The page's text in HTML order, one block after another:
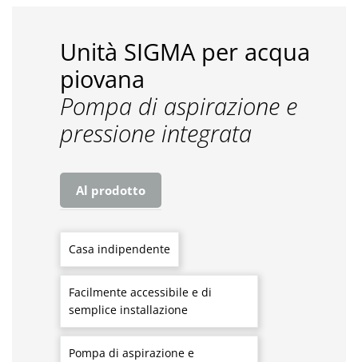
Unità SIGMA per acqua
piovana
Pompa di aspirazione e
pressione integrata
Al prodotto
Casa indipendente
Facilmente accessibile e di
semplice installazione
Pompa di aspirazione e